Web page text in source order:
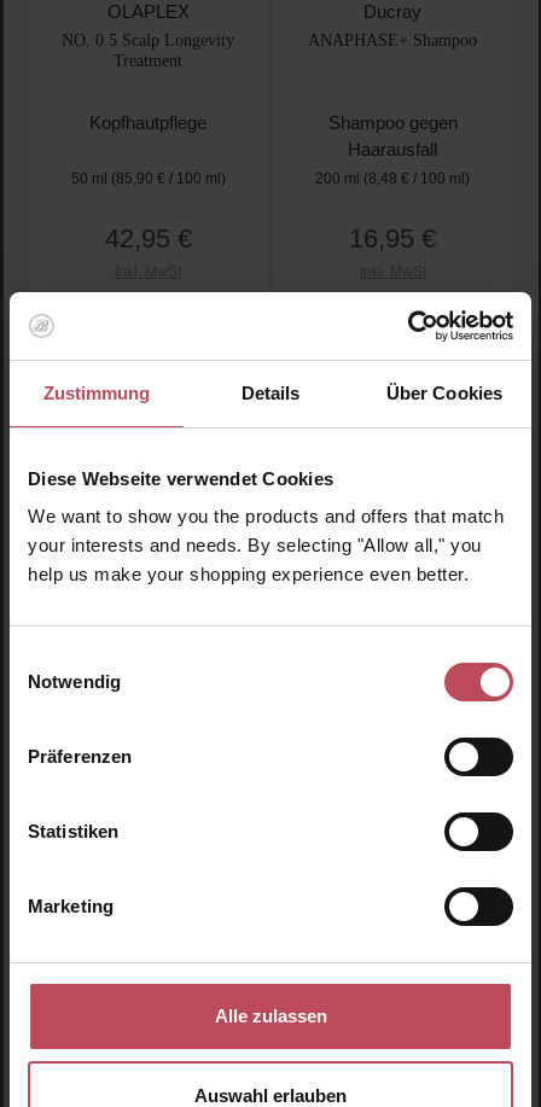
Zustimmung Details Über Cookies
Diese Webseite verwendet Cookies
We want to show you the products and offers that match
your interests and needs. By selecting "Allow all," you
help us make your shopping experience even better.
Notwendig
Präferenzen
Statistiken
Marketing
Alle zulassen
Auswahl erlauben
OLAPLEX
NO. 0.5 Scalp Longevity
Treatment
Kopfhautpflege
50 ml (85,90 € / 100 ml)
Regulärer Preis:
42,95 €
Inkl. MwSt
Produkt Anzahl: Gib den gewünschten Wert ein
Ducray
ANAPHASE+ Shampoo
Shampoo gegen
Haarausfall
200 ml (8,48 € / 100 ml)
Regulärer Preis:
16,95 €
Inkl. MwSt
Produkt Anzahl: Gib
Ducray
Haarausfall
Rahua Amazon Beauty
Styling Mousse
Regulärer Preis:
Produkt Anzahl: Gib